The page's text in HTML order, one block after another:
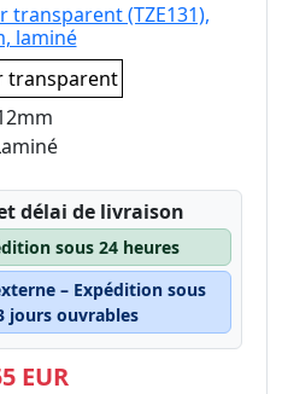
(TZE131),
laminé
transparent
délai de livraison
sous 24 heures
– Expédition sous
jours ouvrables
EUR